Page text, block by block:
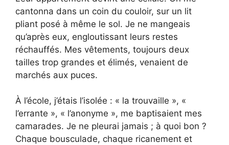
cantonna dans un coin du couloir, sur un lit
pliant posé à même le sol. Je ne mangeais
qu’après eux, engloutissant leurs restes
réchauffés. Mes vêtements, toujours deux
tailles trop grandes et élimés, venaient de
marchés aux puces.
À l’école, j’étais l’isolée : « la trouvaille », «
l’errante », « l’anonyme », me baptisaient mes
camarades. Je ne pleurai jamais ; à quoi bon ?
Chaque bousculade, chaque ricanement et